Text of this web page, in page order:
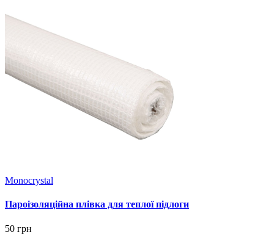
Monocrystal
Пароізоляційна плівка для теплої підлоги
50 грн